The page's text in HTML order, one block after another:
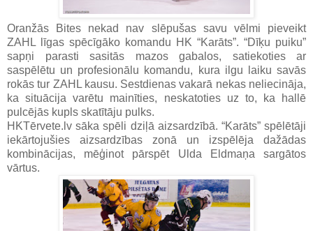
Oranžās Bites nekad nav slēpušas savu vēlmi pieveikt
ZAHL līgas spēcīgāko komandu HK “Karāts”. “Dīķu puiku”
sapņi parasti sasitās mazos gabalos, satiekoties ar
saspēlētu un profesionālu komandu, kura ilgu laiku savās
rokās tur ZAHL kausu. Sestdienas vakarā nekas neliecināja,
ka situācija varētu mainīties, neskatoties uz to, ka hallē
pulcējās kupls skatītāju pulks.
HKTērvete.lv sāka spēli dziļā aizsardzībā. “Karāts” spēlētāji
iekārtojušies aizsardzības zonā un izspēlēja dažādas
kombinācijas, mēģinot pārspēt Ulda Eldmaņa sargātos
vārtus.